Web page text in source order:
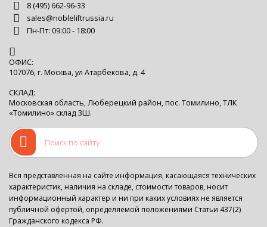
8 (495) 662-96-33
sales@nobleliftrussia.ru
Пн-Пт: 09:00 - 18:00
ОФИС:
107076, г. Москва, ул Атарбекова, д. 4
СКЛАД:
Московская область, Люберецкий район, пос. Томилино, ТЛК
«Томилино» склад 3Ш.
Вся представленная на сайте информация, касающаяся технических
характеристик, наличия на складе, стоимости товаров, носит
информационный характер и ни при каких условиях не является
публичной офертой, определяемой положениями Статьи 437(2)
Гражданского кодекса РФ.